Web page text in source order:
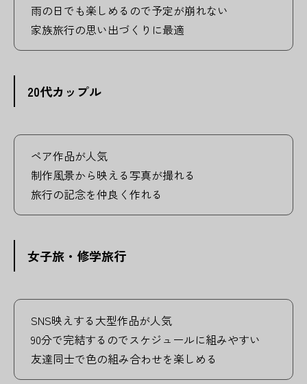
雨の日でも楽しめるので予定が崩れない
家族旅行の思い出づくりに最適
20代カップル
ペア作品が人気
制作風景から映える写真が撮れる
旅行の記念を仲良く作れる
女子旅・修学旅行
SNS映えする大型作品が人気
90分で完結するのでスケジュールに組みやすい
友達同士で色の組み合わせを楽しめる